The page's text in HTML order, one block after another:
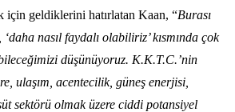
için geldiklerini hatırlatan Kaan, “Burası
nasıl faydalı olabiliriz’ kısmında çok
düşünüyoruz. K.K.T.C.’nin
ulaşım, acentecilik, güneş enerjisi,
sektörü olmak üzere ciddi potansiyel